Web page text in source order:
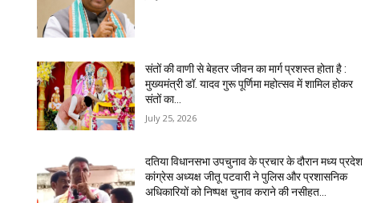
संतों की वाणी से बेहतर जीवन का मार्ग प्रशस्त होता है :
मुख्यमंत्री डॉ. यादव गुरू पूर्णिमा महोत्सव में शामिल होकर
संतों का...
July 25, 2026
दतिया विधानसभा उपचुनाव के प्रचार के दौरान मध्य प्रदेश
कांग्रेस अध्यक्ष जीतू पटवारी ने पुलिस और प्रशासनिक
अधिकारियों को निष्पक्ष चुनाव कराने की नसीहत...